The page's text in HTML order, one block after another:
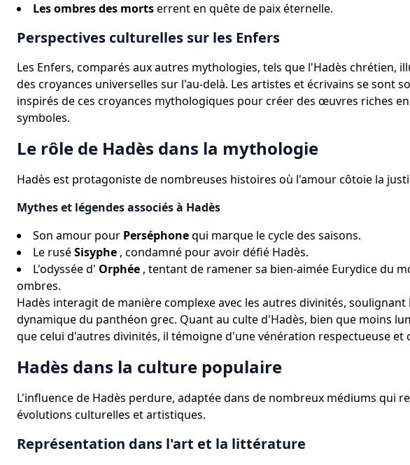
Les ombres des mortserrent en quête de paix éternelle.
Perspectives culturelles sur les Enfers
Les Enfers, comparés aux autres mythologies, tels que l'Hadès chrétien,
des croyances universelles sur l'au-delà. Les artistes et écrivains se sont
inspirés de ces croyances mythologiques pour créer des œuvres riches en
symboles.
Le rôle de Hadès dans la mythologie
Hadès est protagoniste de nombreuses histoires où l'amour côtoie la
Mythes et légendes associés à Hadès
Son amour pour Perséphonequi marque le cycle des saisons.
Le ruséSisyphe , condamné pour avoir défié Hadès.
L'odyssée d' Orphée , tentant de ramener sa bien-aimée Eurydice du
ombres.
Hadès interagit de manière complexe avec les autres divinités, soulignant
dynamique du panthéon grec. Quant au culte d'Hadès, bien que moins
que celui d'autres divinités, il témoigne d'une vénération respectueuse et
Hadès dans la culture populaire
L'influence de Hadès perdure, adaptée dans de nombreux médiums qui
évolutions culturelles et artistiques.
Représentation dans l'art et la littérature